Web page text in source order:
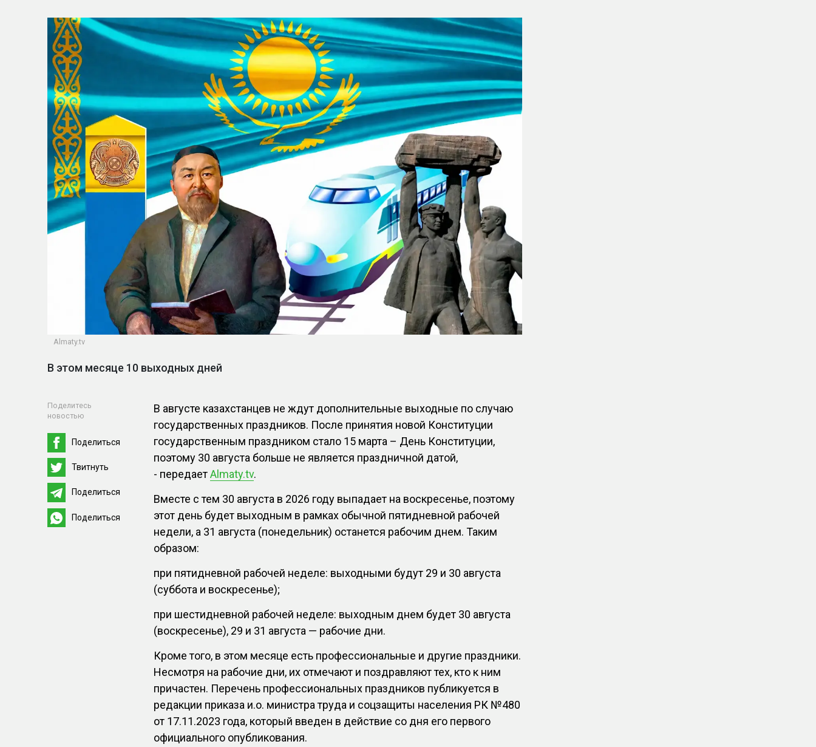
Almaty.tv
В этом месяце 10 выходных дней
Поделитесь
новостью
Поделиться
Твитнуть
Поделиться
Поделиться
В августе казахстанцев не ждут дополнительные выходные по случаю
государственных праздников. После принятия новой Конституции
государственным праздником стало 15 марта – День Конституции,
поэтому 30 августа больше не является праздничной датой,
- передаетAlmaty.tv.
Вместе с тем 30 августа в 2026 году выпадает на воскресенье, поэтому
этот день будет выходным в рамках обычной пятидневной рабочей
недели, а 31 августа (понедельник) останется рабочим днем. Таким
образом:
при пятидневной рабочей неделе: выходными будут 29 и 30 августа
(суббота и воскресенье);
при шестидневной рабочей неделе: выходным днем будет 30 августа
(воскресенье), 29 и 31 августа — рабочие дни.
Кроме того, в этом месяце есть профессиональные и другие праздники.
Несмотря на рабочие дни, их отмечают и поздравляют тех, кто к ним
причастен. Перечень профессиональных праздников публикуется в
редакции приказа и.о. министра труда и соцзащиты населения РК №480
от 17.11.2023 года, который введен в действие со дня его первого
официального опубликования.